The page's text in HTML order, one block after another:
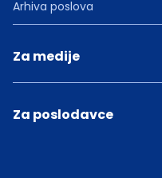
Arhiva poslova
Za medije
Za poslodavce